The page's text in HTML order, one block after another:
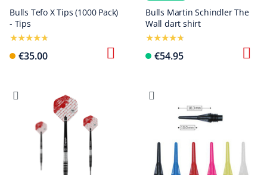
Bulls Tefo X Tips (1000 Pack)
- Tips
€35.00
Bulls Martin Schindler The
Wall dart shirt
€54.95